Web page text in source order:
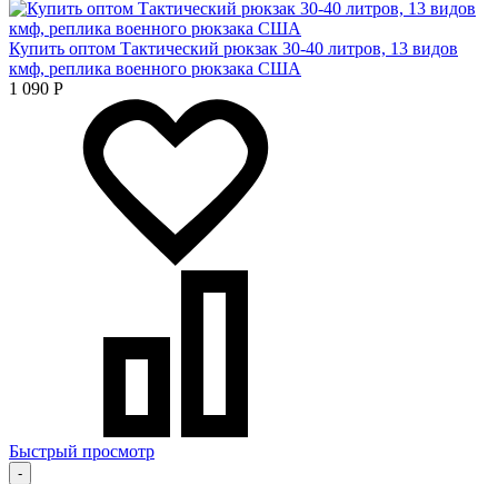
Купить оптом Тактический рюкзак 30-40 литров, 13 видов
кмф, реплика военного рюкзака США
1 090 Р
Быстрый просмотр
-